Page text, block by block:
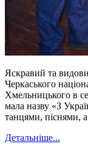
Яскравий та
Черкаського
Хмельницького в
мала назву «З
танцями, піснями,
Детальніше...